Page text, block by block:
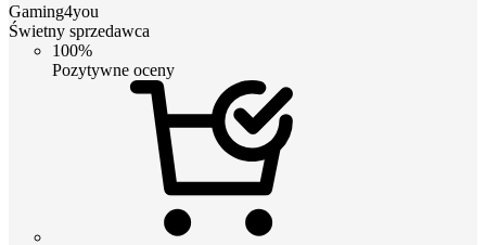
Gaming4you
Świetny sprzedawca
100%
Pozytywne oceny